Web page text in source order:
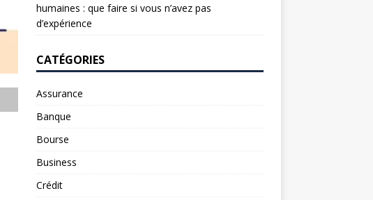
humaines : que faire si vous n’avez pas
d’expérience
CATÉGORIES
Assurance
Banque
Bourse
Business
Crédit